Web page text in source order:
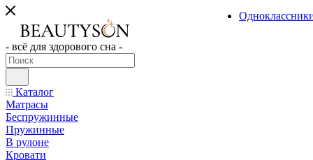
- всё для здорового сна -
Каталог
Матрасы
Беспружинные
Пружинные
В рулоне
Кровати